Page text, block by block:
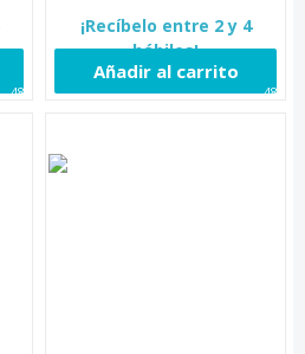
481
¡Recíbelo entre 2 y 4
hábiles!
Añadir al carrito
482